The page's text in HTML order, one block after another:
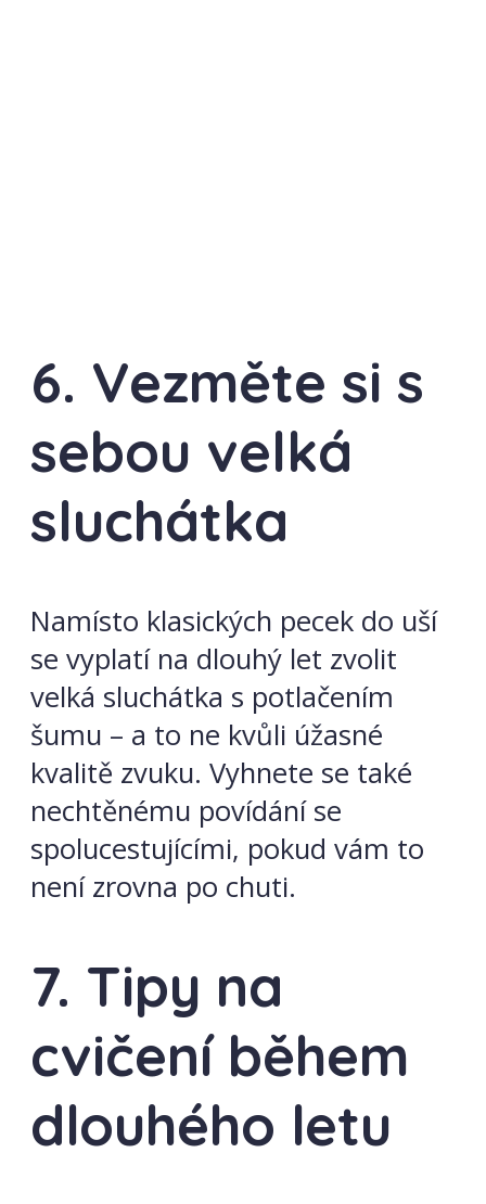
6. Vezměte si s
sebou velká
sluchátka
Namísto klasických pecek do uší
se vyplatí na dlouhý let zvolit
velká sluchátka s potlačením
šumu – a to ne kvůli úžasné
kvalitě zvuku. Vyhnete se také
nechtěnému povídání se
spolucestujícími, pokud vám to
není zrovna po chuti.
7. Tipy na
cvičení během
dlouhého letu